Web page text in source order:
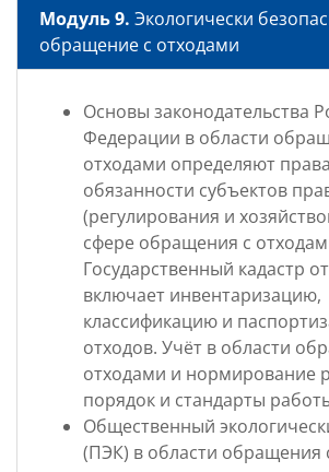
Модуль 9. Экологически
обращение с отходами
Основы законодательства
Федерации в области
отходами определяют
обязанности субъектов
(регулирования и
сфере обращения с
Государственный кадастр
включает инвентаризацию,
классификацию и
отходов. Учёт в области
отходами и нормирование
порядок и стандарты
Общественный
(ПЭК) в области обращения